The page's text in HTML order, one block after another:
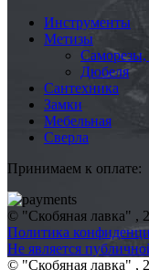
Инструменты
Метизы
Дюбеля
Сантехника
Замки
Мебельная
Сверла
Принимаем к оплате:
© "Скобяная лавка" ,
Политика
Не является
© "Скобяная лавка" ,